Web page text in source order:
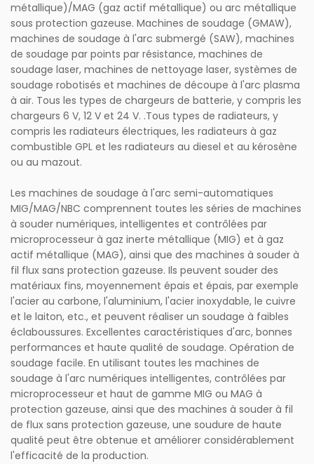
métallique)/MAG (gaz actif métallique) ou arc métallique
sous protection gazeuse. Machines de soudage (GMAW),
machines de soudage à l'arc submergé (SAW), machines
de soudage par points par résistance, machines de
soudage laser, machines de nettoyage laser, systèmes de
soudage robotisés et machines de découpe à l'arc plasma
à air. Tous les types de chargeurs de batterie, y compris les
chargeurs 6 V, 12 V et 24 V. .Tous types de radiateurs, y
compris les radiateurs électriques, les radiateurs à gaz
combustible GPL et les radiateurs au diesel et au kérosène
ou au mazout.
Les machines de soudage à l'arc semi-automatiques
MIG/MAG/NBC comprennent toutes les séries de machines
à souder numériques, intelligentes et contrôlées par
microprocesseur à gaz inerte métallique (MIG) et à gaz
actif métallique (MAG), ainsi que des machines à souder à
fil flux sans protection gazeuse. Ils peuvent souder des
matériaux fins, moyennement épais et épais, par exemple
l'acier au carbone, l'aluminium, l'acier inoxydable, le cuivre
et le laiton, etc., et peuvent réaliser un soudage à faibles
éclaboussures. Excellentes caractéristiques d'arc, bonnes
performances et haute qualité de soudage. Opération de
soudage facile. En utilisant toutes les machines de
soudage à l'arc numériques intelligentes, contrôlées par
microprocesseur et haut de gamme MIG ou MAG à
protection gazeuse, ainsi que des machines à souder à fil
de flux sans protection gazeuse, une soudure de haute
qualité peut être obtenue et améliorer considérablement
l'efficacité de la production.